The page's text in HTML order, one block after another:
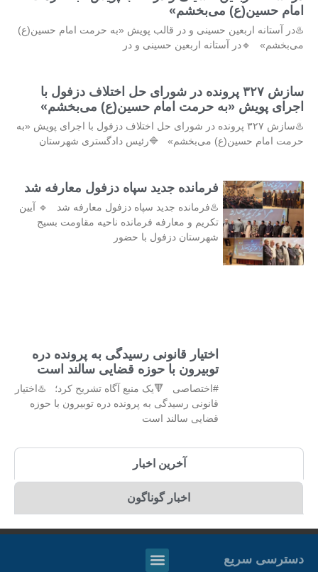
امام حسین(ع) می‌بخشم»
♨️در آستانه اربعین حسینی و در قالب پویش «به حرمت امام حسین(ع)
می‌بخشم» 🔹در آستانه اربعین حسینی و در
سازش ۳۲۷ پرونده در شورای حل اختلاف دزفول با
اجرای پویش «به حرمت امام حسین(ع) می‌بخشم»
♨️سازش ۳۲۷ پرونده در شورای حل اختلاف دزفول با اجرای پویش «به
حرمت امام حسین(ع) می‌بخشم» 🔷️رئیس دادگستری شهرستان
فرمانده جدید سپاه دزفول معارفه شد
♨️فرمانده جدید سپاه دزفول معارفه شد 🔹 آیین
تکریم و معارفه فرمانده ناحیه مقاومت بسیج
شهرستان دزفول با حضور
اختیار قانونی رسیدگی به پرونده دره
توبیرون با حوزه قضایی سالند است
#اختصاصی 🔻یک منبع آگاه تشریح کرد؛ ♨️اختیار
قانونی رسیدگی به پرونده دره توبیرون با حوزه
قضایی سالند است
آخرین اخبار
اخبار گوناگون
دسترسی سریع